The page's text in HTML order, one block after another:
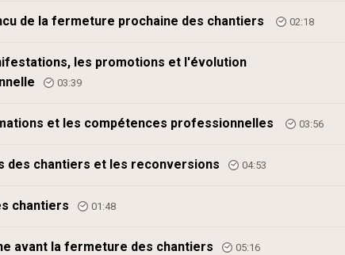
de la fermeture prochaine des chantiers 02:18
les promotions et l'évolution
03:39
et les compétences professionnelles 03:56
des chantiers et les reconversions 04:53
chantiers 01:48
avant la fermeture des chantiers 05:16